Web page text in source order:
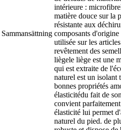
Sammansättning
intérieure :
matière douce sur la
résistante aux
composants d'origine
utilisée sur les
revêtement des
liègele liège est une
qui est extraite de
naturel est un isolant
bonnes propriétés
élasticitédu fait de
convient
élasticité lui permet
naturel du pied. de